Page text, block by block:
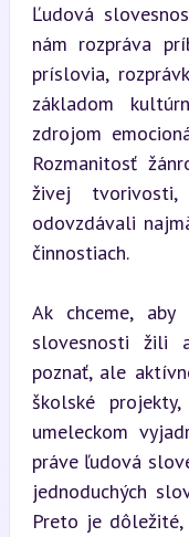
Ľudová
nám rozpráva
príslovia,
základom
zdrojom
Rozmanitosť
živej
odovzdávali
činnostiach.
Ak chceme,
slovesnosti žili
poznať, ale
školské
umeleckom
práve ľudová
jednoduchých
Preto je